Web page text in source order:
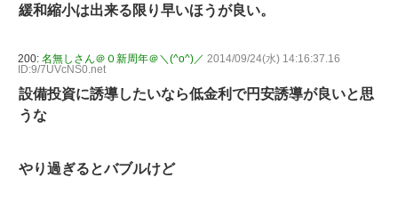
緩和縮小は出来る限り早いほうが良い。
200: 名無しさん＠０新周年＠＼(^o^)／ 2014/09/24(水) 14:16:37.16
ID:9/7UVcNS0.net
設備投資に誘導したいなら低金利で円安誘導が良いと思
うな
やり過ぎるとバブルけど